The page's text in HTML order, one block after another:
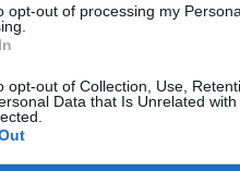
opt-out of processing my
opt-out of Collection, Use,
Data that Is Unrelated
w cenie 100 €
do 130 euro. Jeżeli
ekskluzywne: torbę,